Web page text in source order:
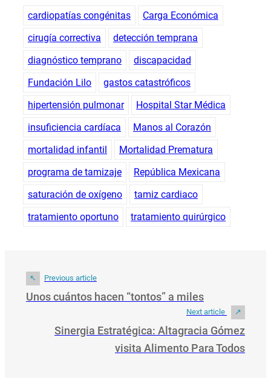
cardiopatías congénitas
Carga Económica
cirugía correctiva
detección temprana
diagnóstico temprano
discapacidad
Fundación Lilo
gastos catastróficos
hipertensión pulmonar
Hospital Star Médica
insuficiencia cardíaca
Manos al Corazón
mortalidad infantil
Mortalidad Prematura
programa de tamizaje
República Mexicana
saturación de oxígeno
tamiz cardiaco
tratamiento oportuno
tratamiento quirúrgico
Previous article
Unos cuántos hacen “tontos” a miles
Next article
Sinergia Estratégica: Altagracia Gómez
visita Alimento Para Todos